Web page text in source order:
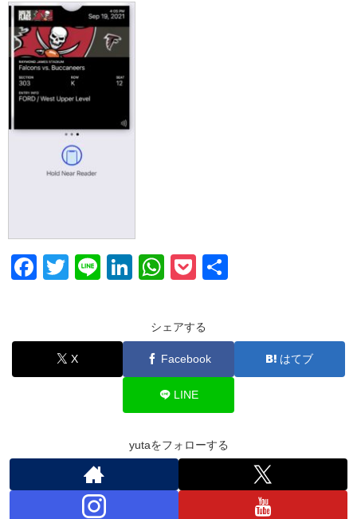
F
e
b
T
er
Li
Li
e
dI
W
at
s
A
p
p
P
ck
et
シェアする
X Facebook はてブ
LINE
yutaをフォローする